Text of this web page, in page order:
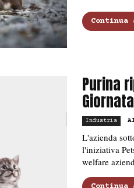
Continua
Purina
Industria
L'azienda
l'iniziativa
welfare
Continua